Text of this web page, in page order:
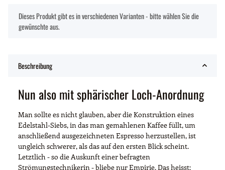
xDieses Produkt gibt es in verschiedenen Varianten - bitte wählen Sie die
gewünschte aus.
Beschreibung
Nun also mit sphärischer Loch-Anordnung
Man sollte es nicht glauben, aber die Konstruktion eines
Edelstahl-Siebs, in das man gemahlenen Kaffee füllt, um
anschließend ausgezeichneten Espresso herzustellen, ist
ungleich schwerer, als das auf den ersten Blick scheint.
Letztlich - so die Auskunft einer befragten
Strömungstechnikerin - bliebe nur Empirie. Das heisst: